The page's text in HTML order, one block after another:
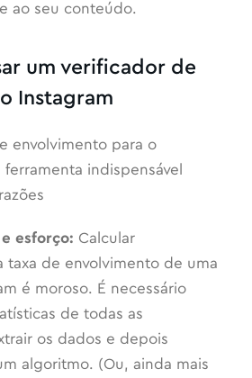
ao seu conteúdo.
um verificador de
Instagram
envolvimento para o
indispensável
esforço: Calcular
taxa de envolvimento de uma
é moroso. É necessário
de todas as
os dados e depois
algoritmo. (Ou, ainda mais